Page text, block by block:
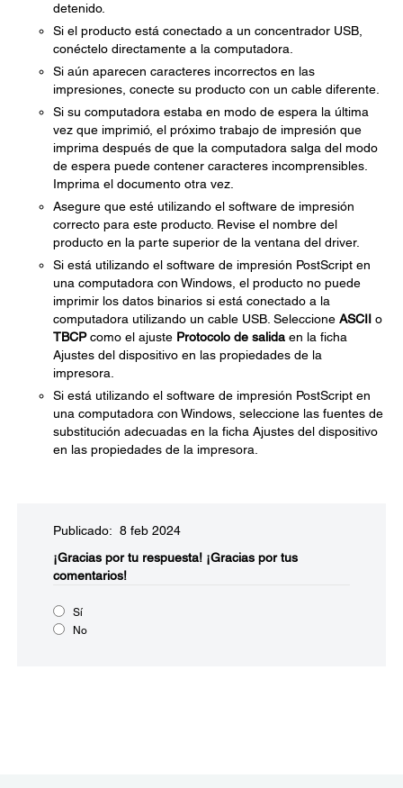
detenido.
Si el producto está conectado a un concentrador USB,
conéctelo directamente a la computadora.
Si aún aparecen caracteres incorrectos en las
impresiones, conecte su producto con un cable diferente.
Si su computadora estaba en modo de espera la última
vez que imprimió, el próximo trabajo de impresión que
imprima después de que la computadora salga del modo
de espera puede contener caracteres incomprensibles.
Imprima el documento otra vez.
Asegure que esté utilizando el software de impresión
correcto para este producto. Revise el nombre del
producto en la parte superior de la ventana del driver.
Si está utilizando el software de impresión PostScript en
una computadora con Windows, el producto no puede
imprimir los datos binarios si está conectado a la
computadora utilizando un cable USB. Seleccione ASCII o
TBCPcomo el ajuste Protocolo de salida en la ficha
Ajustes del dispositivo en las propiedades de la
impresora.
Si está utilizando el software de impresión PostScript en
una computadora con Windows, seleccione las fuentes de
substitución adecuadas en la ficha Ajustes del dispositivo
en las propiedades de la impresora.
Publicado: 8 feb 2024
¡Gracias por tu respuesta! ¡Gracias por tus
comentarios!
Sí
No